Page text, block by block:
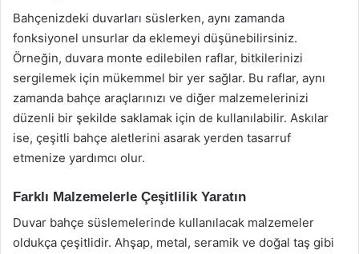
Bahçenizdeki duvarları süslerken, aynı zamanda
fonksiyonel unsurlar da eklemeyi düşünebilirsiniz.
Örneğin, duvara monte edilebilen raflar, bitkilerinizi
sergilemek için mükemmel bir yer sağlar. Bu raflar, aynı
zamanda bahçe araçlarınızı ve diğer malzemelerinizi
düzenli bir şekilde saklamak için de kullanılabilir. Askılar
ise, çeşitli bahçe aletlerini asarak yerden tasarruf
etmenize yardımcı olur.
Farklı Malzemelerle Çeşitlilik Yaratın
Duvar bahçe süslemelerinde kullanılacak malzemeler
oldukça çeşitlidir. Ahşap, metal, seramik ve doğal taş gibi